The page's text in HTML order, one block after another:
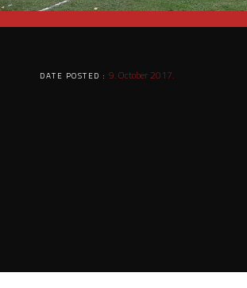
DATE POSTED : 9. October 2017.